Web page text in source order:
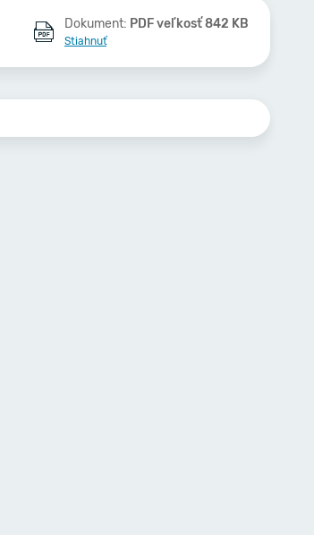
Dokument: PDF veľkosť 842 KB
Stiahnuť